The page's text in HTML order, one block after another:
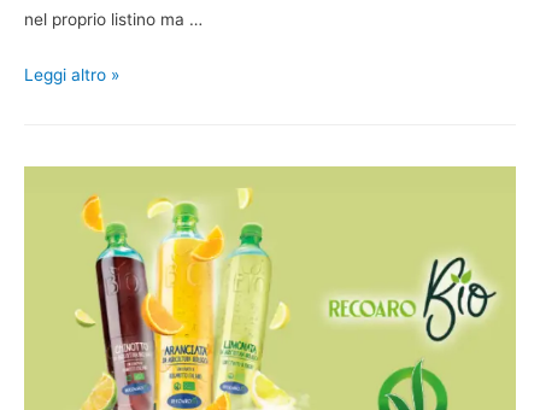
nel proprio listino ma …
Leggi altro »